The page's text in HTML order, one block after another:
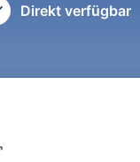
Direkt verfügbar